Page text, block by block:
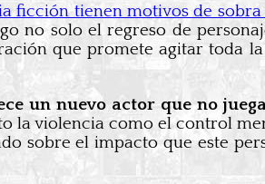
ficción tienen motivos de sobra
no solo el regreso de
que promete agitar toda la
un nuevo actor que no
la violencia como el control
sobre el impacto que este